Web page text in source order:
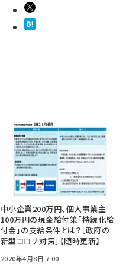
中小企業200万円、個人事業主
100万円の現金給付策「持続化給
付金」の支給条件とは？［政府の
新型コロナ対策］【随時更新】
2020年4月8日 7:00